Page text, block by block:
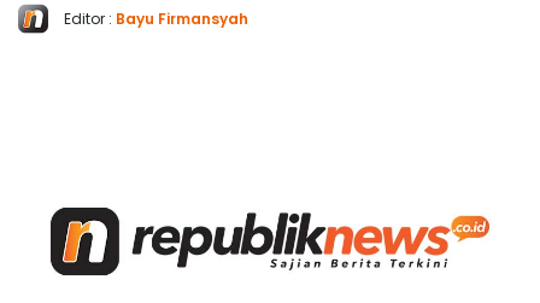
Editor : Bayu Firmansyah